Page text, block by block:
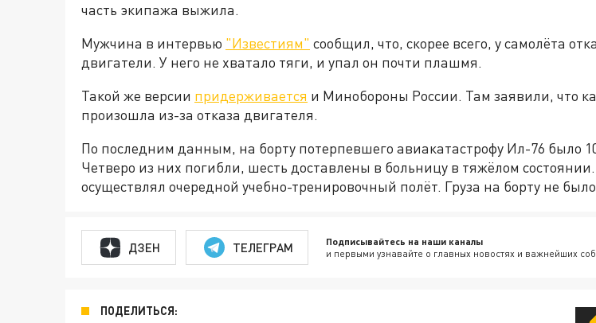
часть экипажа выжила.
Мужчина в интервью "Известиям" сообщил, что, скорее всего, у самолёта
двигатели. У него не хватало тяги, и упал он почти плашмя.
Такой же версии придерживается и Минобороны России. Там заявили, что
произошла из-за отказа двигателя.
По последним данным, на борту потерпевшего авиакатастрофу Ил-76 было
Четверо из них погибли, шесть доставлены в больницу в тяжёлом
осуществлял очередной учебно-тренировочный полёт. Груза на борту не
ДЗЕН ТЕЛЕГРАМ Подписывайтесь на наши каналы
и первыми узнавайте о главных новостях и важнейших
ПОДЕЛИТЬСЯ: